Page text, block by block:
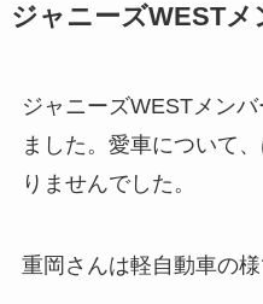
ジャニーズWESTメ
ジャニーズWESTメン
ました。愛車について
りませんでした。
重岡さんは軽自動車の様